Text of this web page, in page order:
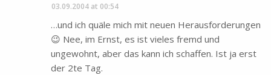
03.09.2004 at 00:54
…und ich quäle mich mit neuen Herausforderungen
😉 Nee, im Ernst, es ist vieles fremd und
ungewohnt, aber das kann ich schaffen. Ist ja erst
der 2te Tag.